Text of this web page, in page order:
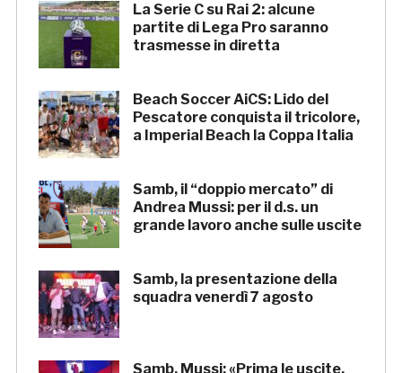
La Serie C su Rai 2: alcune
partite di Lega Pro saranno
trasmesse in diretta
Beach Soccer AiCS: Lido del
Pescatore conquista il tricolore,
a Imperial Beach la Coppa Italia
Samb, il “doppio mercato” di
Andrea Mussi: per il d.s. un
grande lavoro anche sulle uscite
Samb, la presentazione della
squadra venerdì 7 agosto
Samb, Mussi: «Prima le uscite,